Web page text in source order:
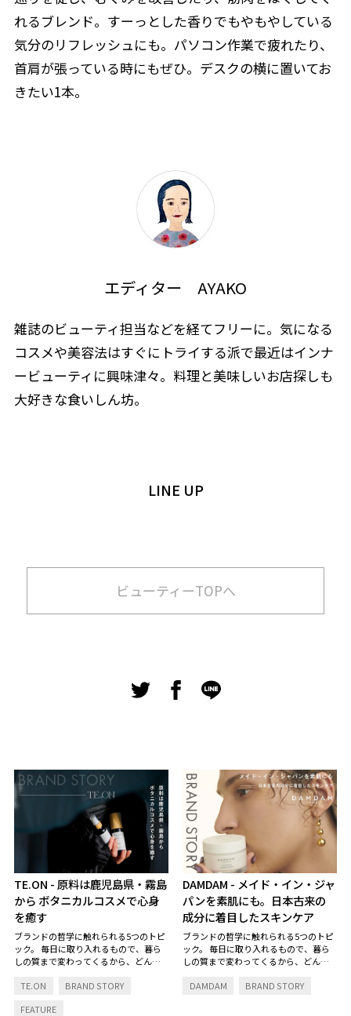
れるブレンド。すーっとした香りでもやもやしている
気分のリフレッシュにも。パソコン作業で疲れたり、
首肩が張っている時にもぜひ。デスクの横に置いてお
きたい1本。
エディター AYAKO
雑誌のビューティ担当などを経てフリーに。気になる
コスメや美容法はすぐにトライする派で最近はインナ
ービューティに興味津々。料理と美味しいお店探しも
大好きな食いしん坊。
LINE UP
ビューティーTOPへ
TE.ON - 原料は鹿児島県・霧島
から ボタニカルコスメで心身
を癒す
ブランドの哲学に触れられる5つのトピ
ック。
毎日に取り入れるもので、暮ら
しの質まで変わってくるから、どんな
か、そのストーリーにも耳を傾けた
TE.ON BRAND STORY
FEATURE
DAMDAM - メイド・イン・ジャ
パンを素肌にも。日本古来の
成分に着目したスキンケア
ブランドの哲学に触れられる5つのトピ
ック。
毎日に取り入れるもので、暮ら
しの質まで変わってくるから、どんな
か、そのストーリーにも耳を傾けた
DAMDAM BRAND STORY